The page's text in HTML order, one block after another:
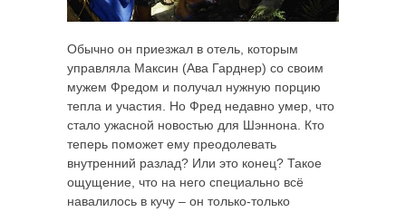
Обычно он приезжал в отель, которым
управляла Максин (Ава Гарднер) со своим
мужем Фредом и получал нужную порцию
тепла и участия. Но Фред недавно умер, что
стало ужасной новостью для Шэннона. Кто
теперь поможет ему преодолевать
внутренний разлад? Или это конец? Такое
ощущение, что на него специально всё
навалилось в кучу – он только-только